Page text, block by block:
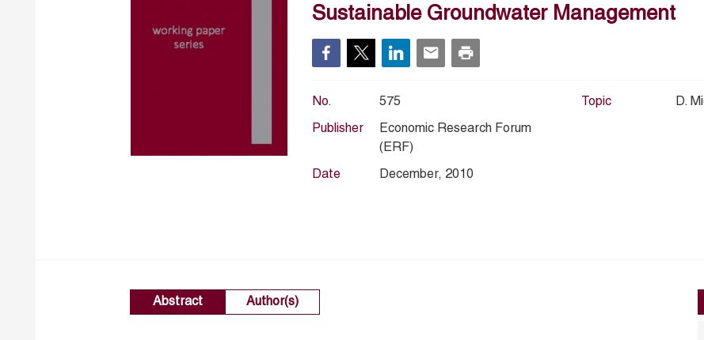
Sustainable Groundwater Management
No. 575
Publisher
Economic Research Forum
(ERF)
Date December, 2010
Topic D.
Abstract Author(s)